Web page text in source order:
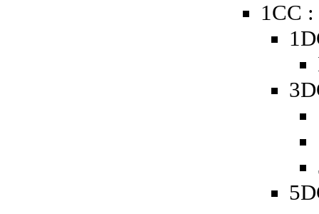
1CC :